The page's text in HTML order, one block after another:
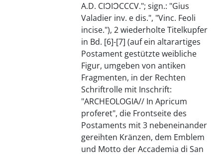
A.D. CIƆIƆCCCV."; sign.: "Gius
Valadier inv. e dis.", "Vinc. Feoli
incise."), 2 wiederholte Titelkupfer
in Bd. [6]-[7] (auf ein altarartiges
Postament gestützte weibliche
Figur, umgeben von antiken
Fragmenten, in der Rechten
Schriftrolle mit Inschrift:
"ARCHEOLOGIA// In Apricum
proferet", die Frontseite des
Postaments mit 3 nebeneinander
gereihten Kränzen, dem Emblem
und Motto der Accademia di San